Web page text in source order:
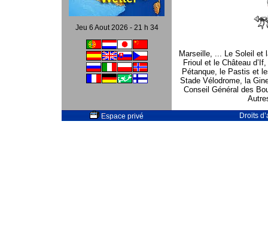
Jeu 6 Aout 2026 - 21 h 34
Marseille, ... Le Soleil et
Frioul et le Château
Pétanque, le Pastis et
Stade Vélodrome, la
Conseil Général des
Espace privé Droits